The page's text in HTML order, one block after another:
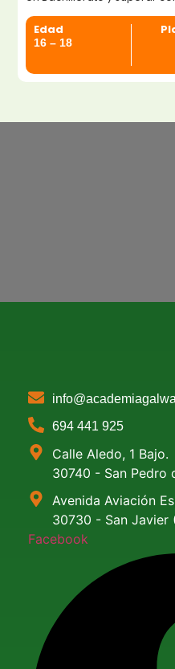
Edad
16 – 18
694 441 925
Calle Aledo, 1 Bajo.
30740 - San Pedro
Avenida Aviación
30730 - San Javier
Facebook